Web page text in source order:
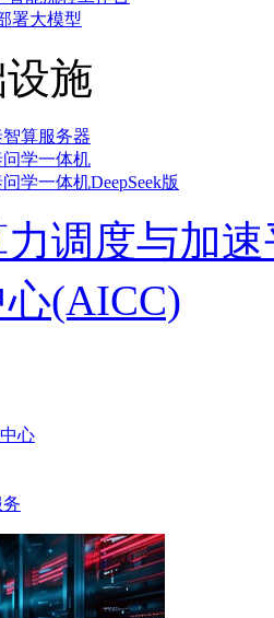
署大模型
施
算服务器
学一体机
学一体机DeepSeek版
调度与加
(AICC)
心